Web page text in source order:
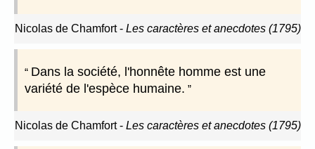
Nicolas de Chamfort- Les caractères et anecdotes (1795)
Dans la société, l'honnête homme est une
variété de l'espèce humaine.
Nicolas de Chamfort- Les caractères et anecdotes (1795)